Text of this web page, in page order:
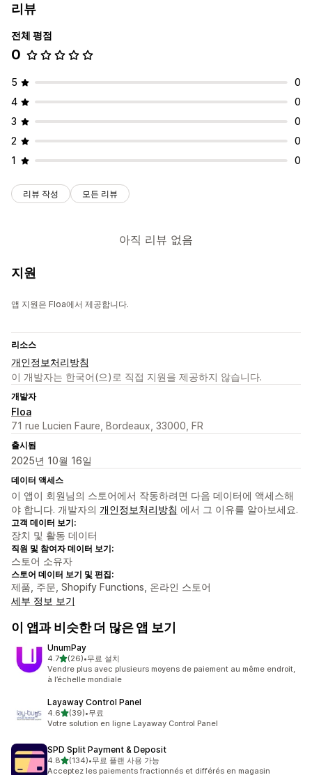
리뷰
전체 평점
0
5
0
4
0
3
0
2
0
1
0
리뷰 작성 모든 리뷰
아직 리뷰 없음
지원
앱 지원은 Floa에서 제공합니다.
리소스
개인정보처리방침
이 개발자는 한국어(으)로 직접 지원을 제공하지 않습니다.
개발자
Floa
71 rue Lucien Faure, Bordeaux, 33000, FR
출시됨
2025년 10월 16일
데이터 액세스
이 앱이 회원님의 스토어에서 작동하려면 다음 데이터에 액세스해
야 합니다. 개발자의 개인정보처리방침 에서 그 이유를 알아보세요.
고객 데이터 보기:
장치 및 활동 데이터
직원 및 참여자 데이터 보기:
스토어 소유자
스토어 데이터 보기 및 편집:
제품, 주문, Shopify Functions, 온라인 스토어
세부 정보 보기
이 앱과 비슷한 더 많은 앱 보기
UnumPay
4.7별 5개 중
(26)
총 리뷰 26개
•무료 설치
Vendre plus avec plusieurs moyens de paiement au même endroit,
à l’échelle mondiale
Layaway Control Panel
4.6별 5개 중
(39)
총 리뷰 39개
•무료
Votre solution en ligne Layaway Control Panel
SPD Split Payment & Deposit
4.8별 5개 중
(134)
총 리뷰 134개
•무료 플랜 사용 가능
Acceptez les paiements fractionnés et différés en magasin